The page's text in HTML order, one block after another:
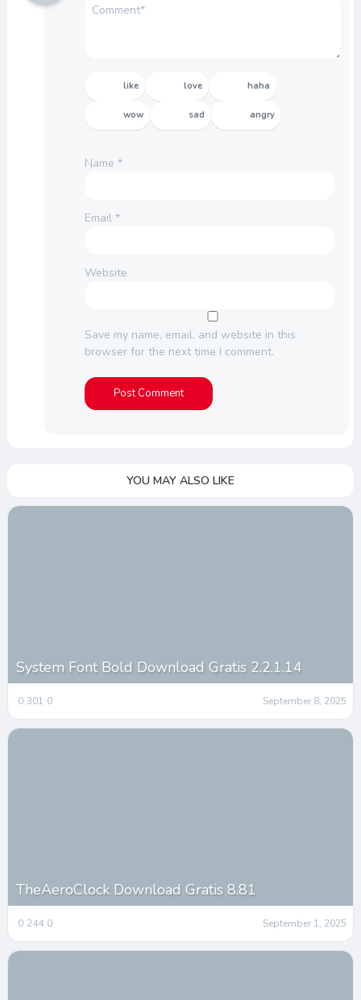
like love haha
wow sad angry
Name *
Email *
Website
Save my name, email, and website in this
browser for the next time I comment.
YOU MAY ALSO LIKE
System Font Bold Download Gratis 2.2.1.14
0 301 0 September 8, 2025
TheAeroClock Download Gratis 8.81
0 244 0 September 1, 2025